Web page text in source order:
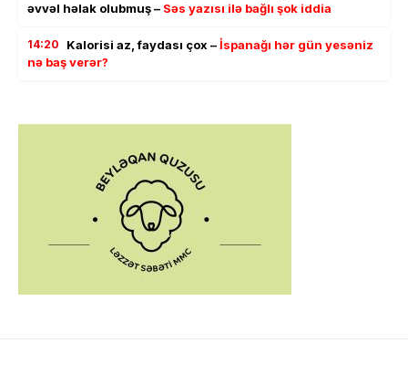
əvvəl həlak olubmuş – Səs yazısı ilə bağlı şok iddia
14:20 Kalorisi az, faydası çox –İspanağı hər gün yesəniz
nə baş verər?